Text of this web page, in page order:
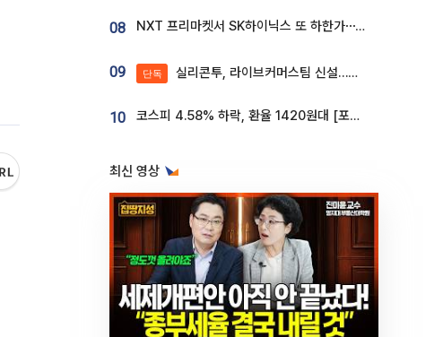
08 NXT 프리마켓서 SK하이닉스 또 하한가⋯‘11주 거래’에 시초가 왜곡
09 단독 실리콘투, 라이브커머스팀 신설…K뷰티 ‘글로벌 판매망’ 확대[K뷰티 라방戰]
10 코스피 4.58% 하락, 환율 1420원대 [포토]
최신 영상